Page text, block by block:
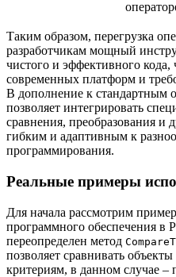
Таким образом, перегрузка
разработчикам мощный
чистого и эффективного кода,
современных платформ и
В дополнение к стандартным
позволяет интегрировать
сравнения, преобразования и
гибким и адаптивным к
программирования.
Реальные примеры
Для начала рассмотрим
программного обеспечения в
переопределен метод
позволяет сравнивать
критериям, в данном случае –